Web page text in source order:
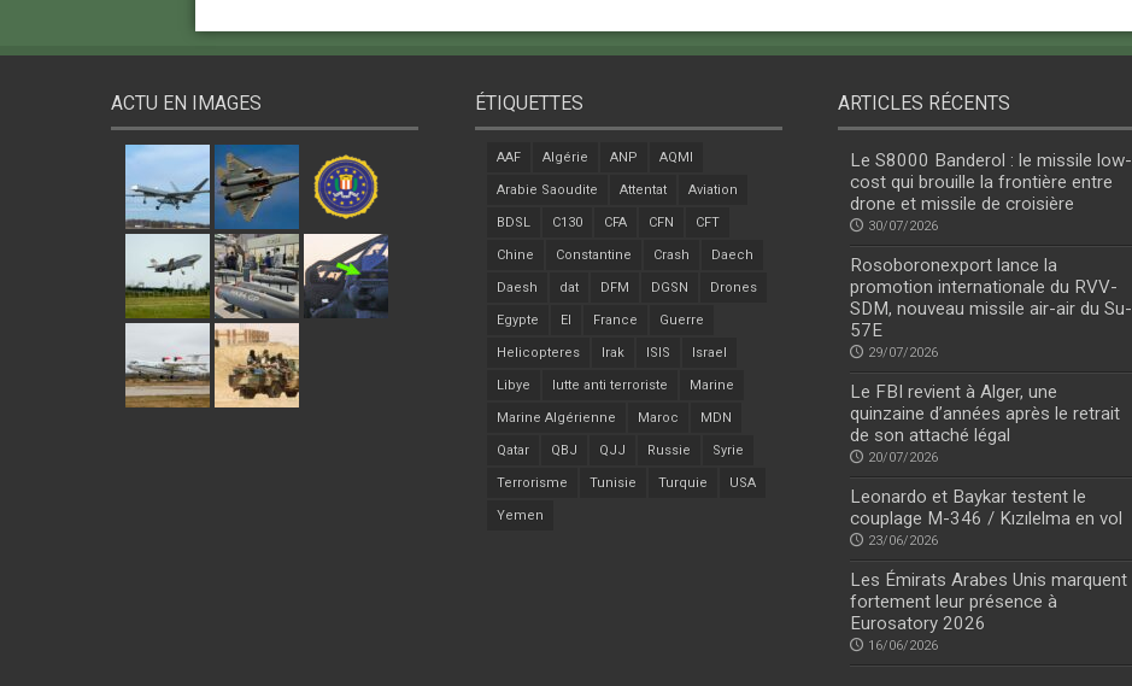
ACTU EN IMAGES ÉTIQUETTES
AAF Algérie ANP AQMI
Arabie Saoudite Attentat Aviation
BDSL C130 CFA CFN CFT
Chine Constantine Crash Daech
Daesh dat DFM DGSN Drones
Egypte EI France Guerre
Helicopteres Irak ISIS Israel
Libye lutte anti terroriste Marine
Marine Algérienne Maroc MDN
Qatar QBJ QJJ Russie Syrie
Terrorisme Tunisie Turquie USA
Yemen
ARTICLES RÉCENTS
Le S8000 Banderol : le missile low-
cost qui brouille la frontière entre
drone et missile de croisière
30/07/2026
Rosoboronexport lance la
promotion internationale du RVV-
SDM, nouveau missile air-air du Su-
57E
29/07/2026
Le FBI revient à Alger, une
quinzaine d’années après le retrait
de son attaché légal
20/07/2026
Leonardo et Baykar testent le
couplage M-346 / Kızılelma en vol
23/06/2026
Les Émirats Arabes Unis marquent
fortement leur présence à
Eurosatory 2026
16/06/2026